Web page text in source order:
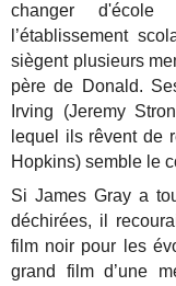
changer
l’établissement
siègent plusieurs
père de Donald.
Irving (Jeremy
lequel ils rêvent de
Hopkins) semble le
Si James Gray a
déchirées, il
film noir pour les
grand film d’une